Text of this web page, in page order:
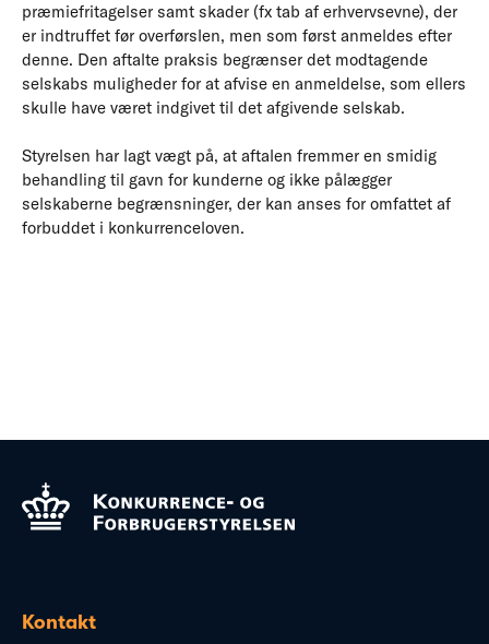
præmiefritagelser samt skader (fx tab af erhvervsevne), der
er indtruffet før overførslen, men som først anmeldes efter
denne. Den aftalte praksis begrænser det modtagende
selskabs muligheder for at afvise en anmeldelse, som ellers
skulle have været indgivet til det afgivende selskab.
Styrelsen har lagt vægt på, at aftalen fremmer en smidig
behandling til gavn for kunderne og ikke pålægger
selskaberne begrænsninger, der kan anses for omfattet af
forbuddet i konkurrenceloven.
Kontakt